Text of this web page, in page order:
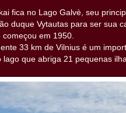
fica no Lago Galvè, seu
duque Vytautas para ser sua
em 1950.
33 km de Vilnius é um
lago que abriga 21 pequenas